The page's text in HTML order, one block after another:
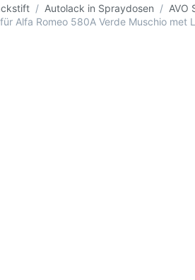
Autolack in Spraydosen AVO
Alfa Romeo 580A Verde Muschio met